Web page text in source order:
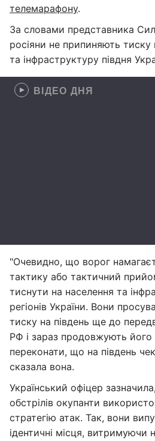
телемарафону.
За словами представника
росіяни не припиняють
та інфраструктуру півдня
ВІДЕО ДНЯ
"Очевидно, що ворог
тактику або тактичний
тиснути на населення та
регіонів України. Вони
тиску на південь ще до
РФ і зараз продовжують
переконати, що на південь
сказала вона.
Український офіцер
обстрілів окупанти
стратегію атак. Так, вони
ідентичні місця, витримуючи